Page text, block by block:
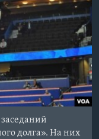
долга». На них